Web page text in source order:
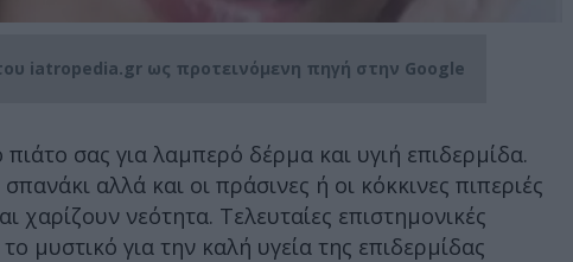
iatropedia.gr ως προτεινόμενη πηγή στην Google
σας για λαμπερό δέρμα και υγιή επιδερμίδα.
αλλά και οι πράσινες ή οι κόκκινες πιπεριές
χαρίζουν νεότητα. Τελευταίες επιστημονικές
μυστικό για την καλή υγεία της επιδερμίδας